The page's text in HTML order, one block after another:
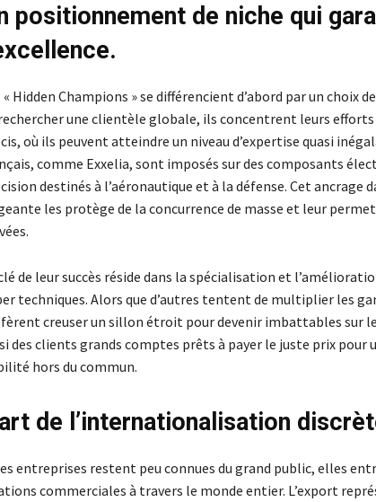
positionnement de niche qui
« Hidden Champions » se différencient d’abord par un choix
une clientèle globale, ils concentrent leurs
où ils peuvent atteindre un niveau d’expertise quasi
comme Exxelia, sont imposés sur des composants
destinés à l’aéronautique et à la défense. Cet ancrage
les protège de la concurrence de masse et leur
de leur succès réside dans la spécialisation et
techniques. Alors que d’autres tentent de multiplier les
creuser un sillon étroit pour devenir imbattables sur
des clients grands comptes prêts à payer le juste prix pour
hors du commun.
de l’internationalisation
entreprises restent peu connues du grand public, elles
commerciales à travers le monde entier. L’export